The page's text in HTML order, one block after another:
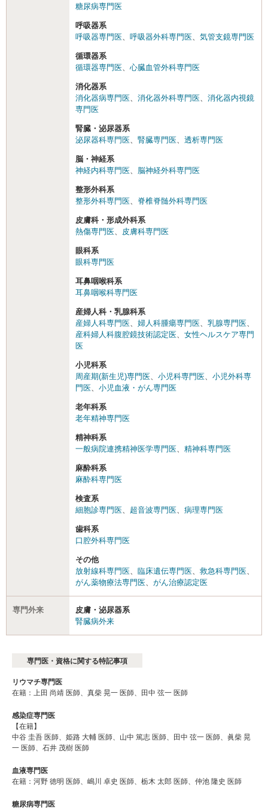
糖尿病専門医
呼吸器系
呼吸器専門医、 呼吸器外科専門医、 気管支鏡専門医
循環器系
循環器専門医、 心臓血管外科専門医
消化器系
消化器病専門医、 消化器外科専門医、 消化器内視鏡
専門医
腎臓・泌尿器系
泌尿器科専門医、 腎臓専門医、 透析専門医
脳・神経系
神経内科専門医、 脳神経外科専門医
整形外科系
整形外科専門医、 脊椎脊髄外科専門医
皮膚科・形成外科系
熱傷専門医、 皮膚科専門医
眼科系
眼科専門医
耳鼻咽喉科系
耳鼻咽喉科専門医
産婦人科・乳腺科系
産婦人科専門医、 婦人科腫瘍専門医、 乳腺専門医、
産科婦人科腹腔鏡技術認定医、 女性ヘルスケア専門
医
小児科系
周産期(新生児)専門医、 小児科専門医、 小児外科専
門医、 小児血液・がん専門医
老年科系
老年精神専門医
精神科系
一般病院連携精神医学専門医、 精神科専門医
麻酔科系
麻酔科専門医
検査系
細胞診専門医、 超音波専門医、 病理専門医
歯科系
口腔外科専門医
その他
放射線科専門医、 臨床遺伝専門医、 救急科専門医、
がん薬物療法専門医、 がん治療認定医
専門外来
皮膚・泌尿器系
腎臓病外来
専門医・資格に関する特記事項
リウマチ専門医
在籍：上田 尚靖 医師、真柴 晃一 医師、田中 弦一 医師
感染症専門医
【在籍】
中谷 圭吾 医師、姫路 大輔 医師、山中 篤志 医師、田中 弦一 医師、眞柴 晃
一 医師、石井 茂樹 医師
血液専門医
在籍：河野 徳明 医師、嶋川 卓史 医師、栃木 太郎 医師、仲池 隆史 医師
糖尿病専門医